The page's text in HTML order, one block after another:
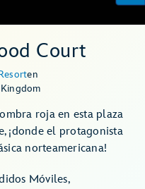
Court
en
roja en esta plaza
¡donde el protagonista
norteamericana!
Móviles